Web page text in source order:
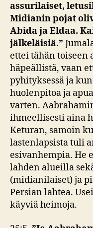
assurilaiset,
Midianin pojat
Abida ja Eldaa.
jälkeläisiä.”
ettei tähän
häpeällistä, vaan
pyhityksessä ja
huolenpitoa ja
varten.
ihmeellisesti aina
Keturan, samoin
lastenlapsista tuli
esivanhempia. He
lahden alueilla
(midianilaiset) ja
Persian lahtea.
käyviä heimoja.